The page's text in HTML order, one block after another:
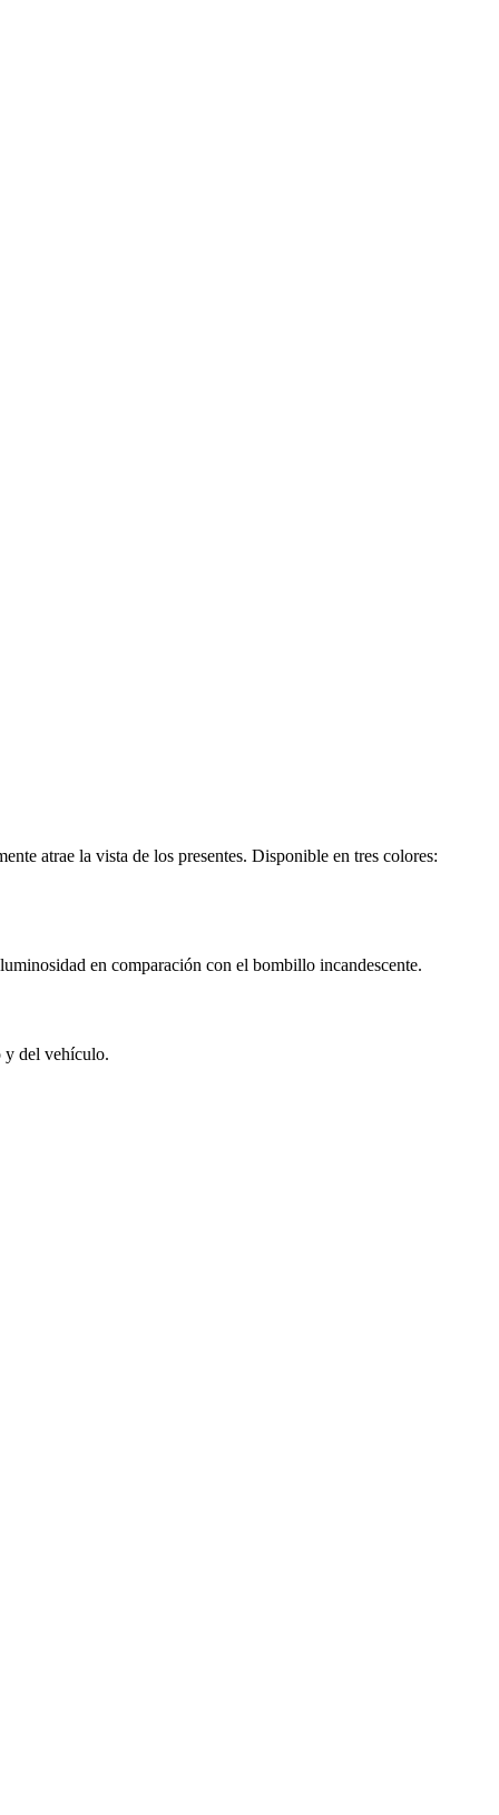
atrae la vista de los presentes. Disponible en tres colores:
en comparación con el bombillo incandescente.
y del vehículo.